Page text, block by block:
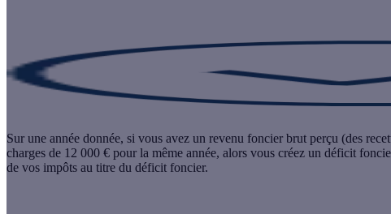
Sur une année donnée, si vous avez un revenu foncier brut perçu (des
charges de 12 000 € pour la même année, alors vous créez un déficit
de vos impôts au titre du déficit foncier.